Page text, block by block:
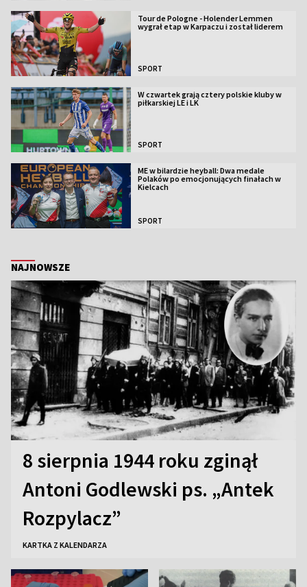
Tour de Pologne - Holender Lemmen
wygrał etap w Karpaczu i został liderem
SPORT
W czwartek grają cztery polskie kluby w
piłkarskiej LE i LK
SPORT
ME w bilardzie heyball: Dwa medale
Polaków po emocjonujących finałach w
Kielcach
SPORT
NAJNOWSZE
8 sierpnia 1944 roku zginął
Antoni Godlewski ps. „Antek
Rozpylacz”
KARTKA Z KALENDARZA